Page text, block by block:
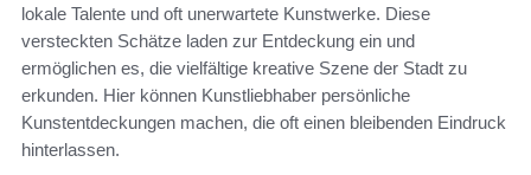
lokale Talente und oft unerwartete Kunstwerke. Diese
versteckten Schätze laden zur Entdeckung ein und
ermöglichen es, die vielfältige kreative Szene der Stadt zu
erkunden. Hier können Kunstliebhaber persönliche
Kunstentdeckungen machen, die oft einen bleibenden Eindruck
hinterlassen.